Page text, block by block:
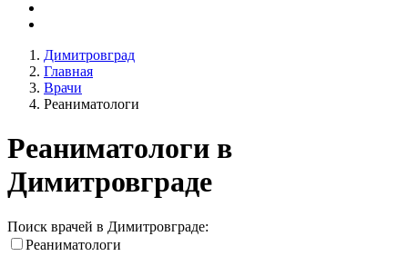
Димитровград
Главная
Врачи
Реаниматологи
Реаниматологи в
Димитровграде
Поиск врачей в Димитровграде:
Реаниматологи